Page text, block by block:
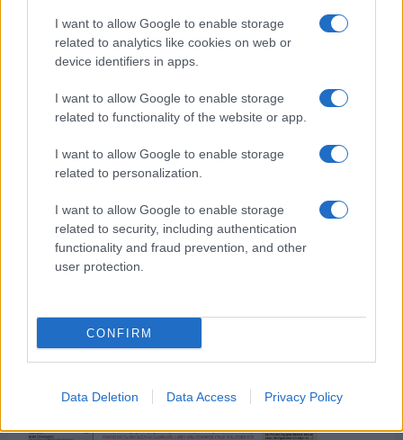
I want to allow Google to enable storage
related to analytics like cookies on web or
device identifiers in apps.
I want to allow Google to enable storage
related to functionality of the website or app.
I want to allow Google to enable storage
related to personalization.
I want to allow Google to enable storage
related to security, including authentication
functionality and fraud prevention, and other
user protection.
CONFIRM
Data Deletion Data Access Privacy Policy
ΤΟ ΠΑΡΟΝ ΤΗΣ ΚΥΡΙΑΚΗΣ